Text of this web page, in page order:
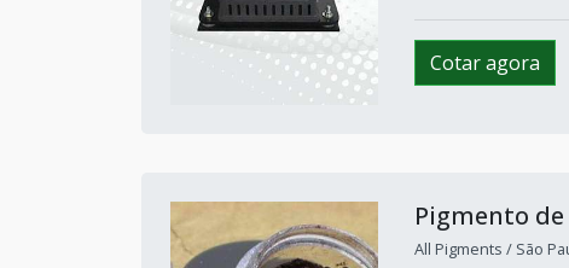
Cotar agora
Pigmento
All Pigments / São